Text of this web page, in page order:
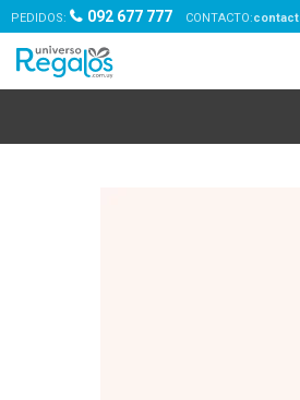
PEDIDOS: 092 677 777